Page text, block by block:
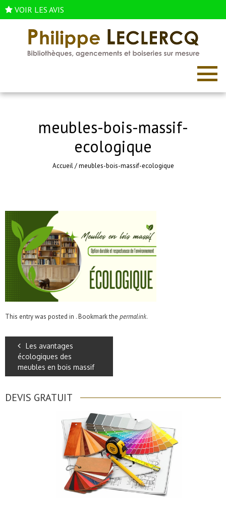
VOIR LES AVIS
meubles-bois-massif-
ecologique
Accueil/meubles-bois-massif-ecologique
This entry was posted in . Bookmark the permalink.
Les avantages
écologiques des
meubles en bois massif
DEVIS GRATUIT